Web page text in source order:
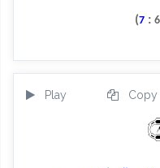
:
7
)
Play Copy